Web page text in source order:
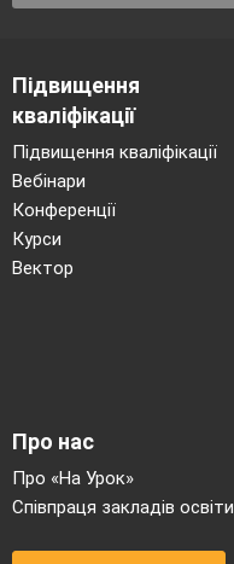
Підвищення
кваліфікації
Підвищення кваліфікації
Вебінари
Конференції
Курси
Вектор
Про нас
Про «На Урок»
Співпраця закладів освіти